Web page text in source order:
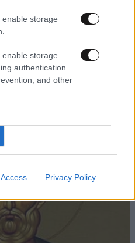
storage
storage
authentication
and other
Privacy Policy
καν γεννηθώ, μου
πατέρα μου» – Ρίγη